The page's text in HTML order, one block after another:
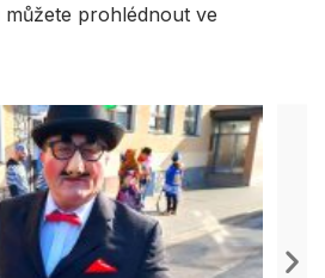
prohlédnout ve